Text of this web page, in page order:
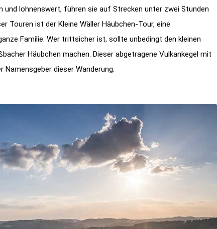
und lohnenswert, führen sie auf Strecken unter zwei Stunden
Touren ist der Kleine Wäller Häubchen-Tour, eine
Familie. Wer trittsicher ist, sollte unbedingt den kleinen
Häubchen machen. Dieser abgetragene Vulkankegel mit
dieser Wanderung.